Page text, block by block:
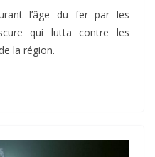
l’âge du fer par les
qui lutta contre les
la région.